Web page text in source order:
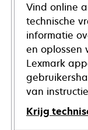
Vind online
technische
informatie
en oplossen
Lexmark
van
Krijg